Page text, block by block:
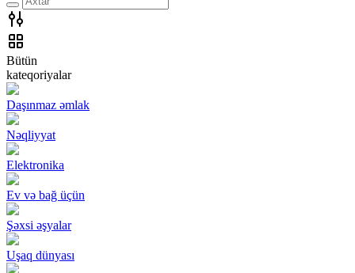
Bütün
kateqoriyalar
Daşınmaz əmlak
Nəqliyyat
Elektronika
Ev və bağ üçün
Şəxsi əşyalar
Uşaq dünyası